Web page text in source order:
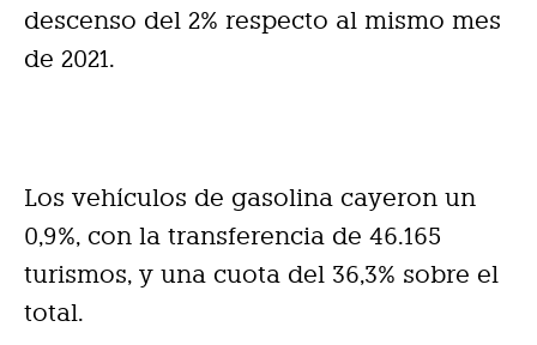
descenso del 2% respecto al mismo mes
de 2021.
Los vehículos de gasolina cayeron un
0,9%, con la transferencia de 46.165
turismos, y una cuota del 36,3% sobre el
total.